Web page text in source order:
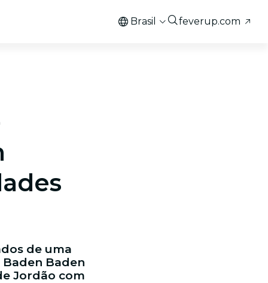
Brasil feverup.com
de uma
Baden
Jordão com